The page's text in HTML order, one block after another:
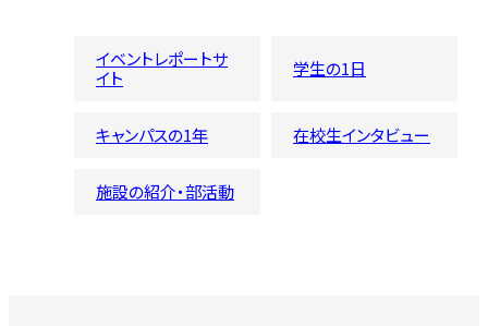
イベントレポートサ
イト
学生の1日
キャンパスの1年 在校生インタビュー
施設の紹介・部活動